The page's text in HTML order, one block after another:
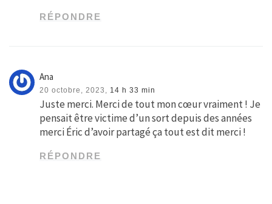
RÉPONDRE
Ana
20 octobre, 2023, 14 h 33 min
Juste merci. Merci de tout mon cœur vraiment ! Je
pensait être victime d’un sort depuis des années
merci Éric d’avoir partagé ça tout est dit merci !
RÉPONDRE